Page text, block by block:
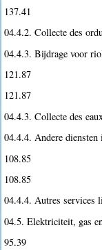
137.41
04.4.2. Collecte des
04.4.3. Bijdrage voor
121.87
121.87
04.4.3. Collecte des
04.4.4. Andere
108.85
108.85
04.4.4. Autres services
04.5. Elektriciteit, gas
95.39